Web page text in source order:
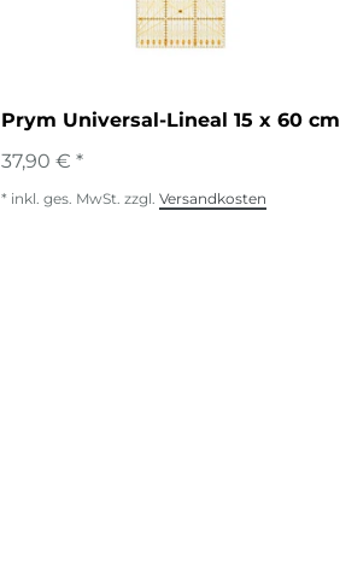
Prym Universal-Lineal 15 x 60 cm
37,90 € *
* inkl. ges. MwSt. zzgl. Versandkosten